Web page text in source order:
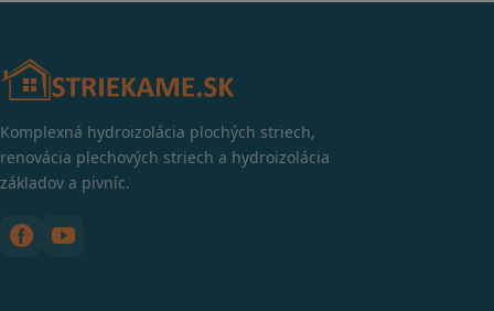
Komplexná hydroizolácia plochých striech,
renovácia plechových striech a hydroizolácia
základov a pivníc.